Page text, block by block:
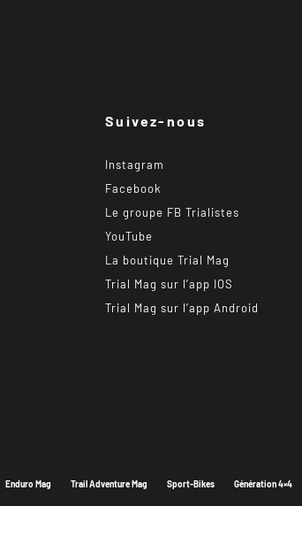
Suivez-nous
Instagram
Facebook
Le groupe FB Trialistes
YouTube
La boutique Trial Mag
Trial Mag sur l’app IOS
Trial Mag sur l’app Android
Enduro Mag Trail Adventure Mag Sport-Bikes Génération 4×4